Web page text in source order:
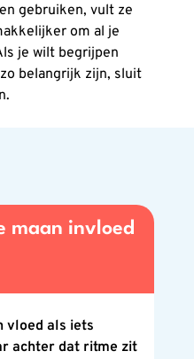
gebruiken, vult ze
om al je
je wilt begrijpen
belangrijk zijn, sluit
maan invloed
vloed als iets
achter dat ritme zit